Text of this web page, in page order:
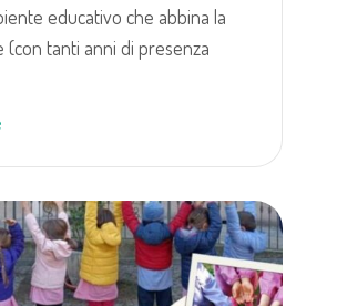
educativo che abbina la
(con tanti anni di presenza